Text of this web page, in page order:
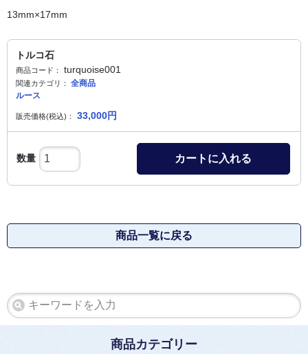
13mm×17mm
トルコ石
商品コード： turquoise001
関連カテゴリ：
全商品
ルース
販売価格(税込)： 33,000円
数量 カートに入れる
商品一覧に戻る
商品カテゴリー